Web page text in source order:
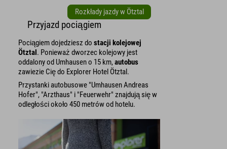
Rozkłady jazdy w Ötztal
Przyjazd pociągiem
Pociągiem dojedziesz do stacji kolejowej
Ötztal. Ponieważ dworzec kolejowy jest
oddalony od Umhausen o 15 km,autobus
zawiezie Cię do Explorer Hotel Ötztal.
Przystanki autobusowe "Umhausen Andreas
Hofer", "Arzthaus" i "Feuerwehr" znajdują się w
odległości około 450 metrów od hotelu.